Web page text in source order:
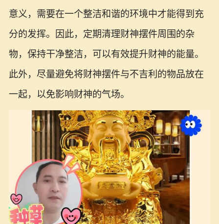
意义，需要在一个整洁和谐的环境中才能得到充
分的发挥。因此，定期清理财神摆件周围的杂
物，保持干净整洁，可以有效提升财神的能量。
此外，尽量避免将财神摆件与不吉利的物品放在
一起，以免影响财神的气场。